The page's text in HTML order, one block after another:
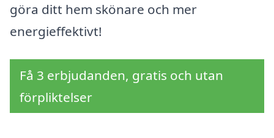
göra ditt hem skönare och mer
energieffektivt!
Få 3 erbjudanden, gratis och utan
förpliktelser